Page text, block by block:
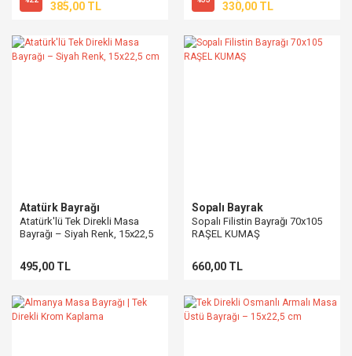
385,00 TL 330,00 TL
Atatürk Bayrağı
Atatürk'lü Tek Direkli Masa
Bayrağı – Siyah Renk, 15x22,5
495,00 TL
Sopalı Bayrak
Sopalı Filistin Bayrağı 70x105
RAŞEL KUMAŞ
660,00 TL